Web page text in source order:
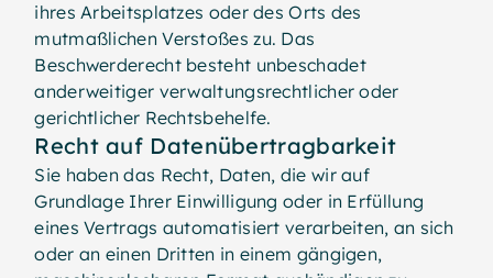
ihres Arbeitsplatzes oder des Orts des
mutmaßlichen Verstoßes zu. Das
Beschwerderecht besteht unbeschadet
anderweitiger verwaltungsrechtlicher oder
gerichtlicher Rechtsbehelfe.
Recht auf Daten­übertrag­barkeit
Sie haben das Recht, Daten, die wir auf
Grundlage Ihrer Einwilligung oder in Erfüllung
eines Vertrags automatisiert verarbeiten, an sich
oder an einen Dritten in einem gängigen,